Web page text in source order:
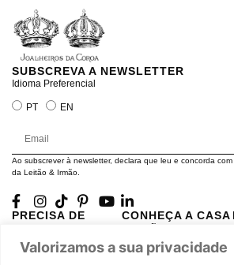
Valorizamos a sua privacidade
SUBSCREVA A NEWSLETTER
Idioma Preferencial
PT EN
Ao subscrever à newsletter, declara que leu e concorda com
da Leitão & Irmão.
PRECISA DE
A minha conta
CONHEÇA A CASA
História